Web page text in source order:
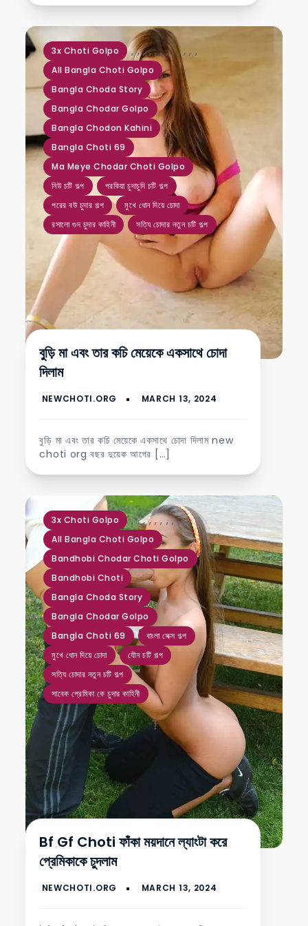
3x Choti Golpo ,
All Bangla Choti Golpo
,
Bangla Choda Story
,
Bangla Chodar Golpo
,
Bangla Chodon Kahini
,
Bangla Choti 69
,
Ma Meye Chodar Choti Golpo
,
নিউ চটি গল্প
,
পরকিয়া চুদাচুদি চটি গল্প
,
পরের বউ চুদার গল্প
,
মুখে ধোন দিয়ে চোদা
,
রসালো গুদ চুদার কাহিনী
,
সত্যি চোদার নতুন চটি গল্প
বুড়ি মা এবং তার কচি মেয়েকে একসাথে চোদা
দিলাম
বুড়ি মা এবং তার কচি মেয়েকে একসাথে চোদা দিলাম new
choti org বছর দুয়েক আগের […]
3x Choti Golpo ,
All Bangla Choti Golpo
,
Bandhobi Chodar Choti Golpo
,
Bandhobi Choti
,
Bangla Choda Story
,
Bangla Chodar Golpo
,
Bangla Choti 69
,
বাংলা সেক্স গল্প
,
মুখে ধোন দিয়ে চোদা
,
যৌন চটি গল্প
,
সত্যি চোদার নতুন চটি গল্প
,
সাবেক প্রেমিকা কে চুদার কাহিনী
Bf Gf Choti ফাঁকা ময়দানে ল্যাংটা করে
প্রেমিকাকে চুদলাম